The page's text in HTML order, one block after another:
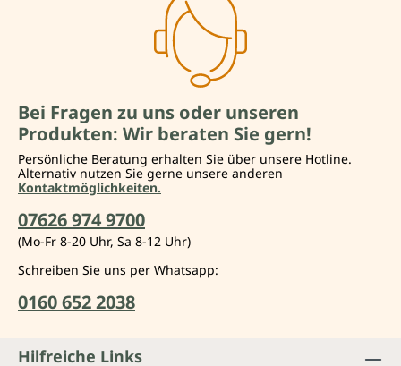
Bei Fragen zu uns oder unseren
Produkten: Wir beraten Sie gern!
Persönliche Beratung erhalten Sie über unsere Hotline.
Alternativ nutzen Sie gerne unsere anderen
Kontaktmöglichkeiten.
07626 974 9700
(Mo-Fr 8-20 Uhr, Sa 8-12 Uhr)
Schreiben Sie uns per Whatsapp:
0160 652 2038
Hilfreiche Links